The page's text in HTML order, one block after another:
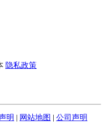
隐私政策
明 | 网站地图 | 公司声明